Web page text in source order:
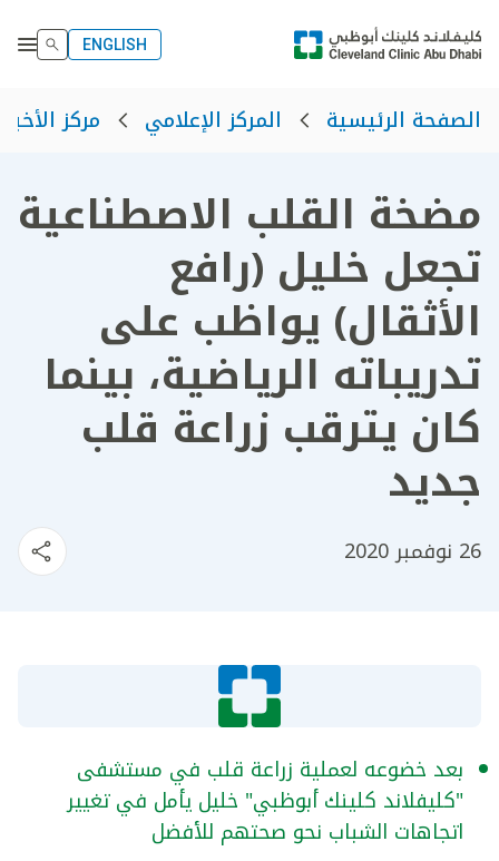
ENGLISH
الصفحة الرئيسية المركز الإعلامي مركز الأخبار
مضخة القلب الاصطناعية
تجعل خليل (رافع
الأثقال) يواظب على
تدريباته الرياضية، بينما
كان يترقب زراعة قلب
جديد
26 نوفمبر 2020
بعد خضوعه لعملية زراعة قلب في مستشفى
"كليفلاند كلينك أبوظبي" خليل يأمل في تغيير
اتجاهات الشباب نحو صحتهم للأفضل